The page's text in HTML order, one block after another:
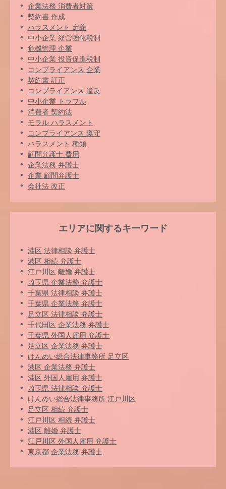
企業法務 消費者対策
契約書 作成
ハラスメント 定義
中小企業 経営強化税制
危機管理 企業
中小企業 投資促進税制
コンプライアンス 企業
契約書 訂正
コンプライアンス 違反
中小企業 トラブル
消費者 契約法
モラル ハラスメント
コンプライアンス 遵守
ハラスメント 種類
顧問弁護士 費用
企業法務 弁護士
企業 顧問弁護士
会社法 改正
エリアに関するキーワード
港区 法律相談 弁護士
港区 相続 弁護士
江戸川区 離婚 弁護士
埼玉県 企業法務 弁護士
千葉県 法律相談 弁護士
千葉県 企業法務 弁護士
足立区 法律相談 弁護士
千代田区 企業法務 弁護士
千葉県 外国人雇用 弁護士
足立区 企業法務 弁護士
けんめい総合法律事務所 足立区
港区 企業法務 弁護士
港区 外国人雇用 弁護士
埼玉県 法律相談 弁護士
けんめい総合法律事務所 江戸川区
足立区 相続 弁護士
江戸川区 相続 弁護士
港区 離婚 弁護士
江戸川区 外国人雇用 弁護士
東京都 企業法務 弁護士